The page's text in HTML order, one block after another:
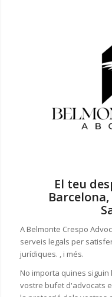
El teu
A Belmonte Crespo
serveis legals per
jurídiques. , i més.
No importa quines
vostre bufet d'advocats